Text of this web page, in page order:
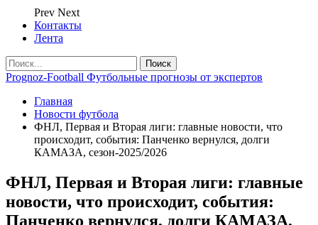
Prev Next
Контакты
Лента
Prognoz-Football Футбольные прогнозы от экспертов
Главная
Новости футбола
ФНЛ, Первая и Вторая лиги: главные новости, что
происходит, события: Панченко вернулся, долги
КАМАЗА, сезон-2025/2026
ФНЛ, Первая и Вторая лиги: главные
новости, что происходит, события:
Панченко вернулся, долги КАМАЗА,